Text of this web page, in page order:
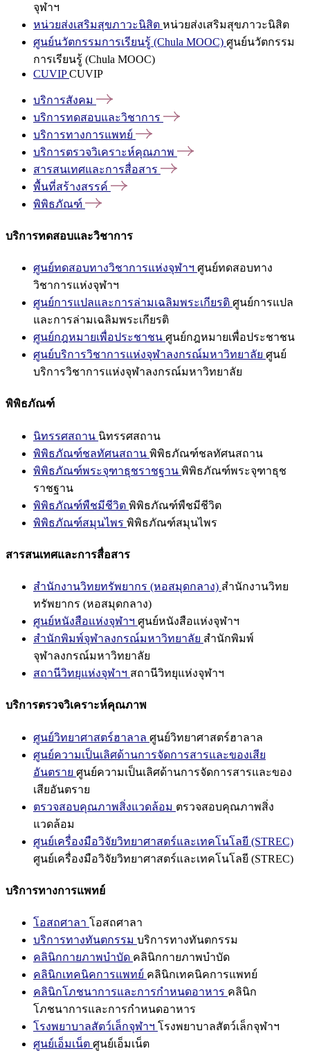
จุฬาฯ
หน่วยส่งเสริมสุขภาวะนิสิต หน่วยส่งเสริมสุขภาวะนิสิต
ศูนย์นวัตกรรมการเรียนรู้ (Chula MOOC) ศูนย์นวัตกรรม
การเรียนรู้ (Chula MOOC)
CUVIPCUVIP
บริการสังคม
บริการทดสอบและวิชาการ
บริการทางการแพทย์
บริการตรวจวิเคราะห์คุณภาพ
สารสนเทศและการสื่อสาร
พื้นที่สร้างสรรค์
พิพิธภัณฑ์
บริการทดสอบและวิชาการ
ศูนย์ทดสอบทางวิชาการแห่งจุฬาฯ ศูนย์ทดสอบทาง
วิชาการแห่งจุฬาฯ
ศูนย์การแปลและการล่ามเฉลิมพระเกียรติ ศูนย์การแปล
และการล่ามเฉลิมพระเกียรติ
ศูนย์กฎหมายเพื่อประชาชน ศูนย์กฎหมายเพื่อประชาชน
ศูนย์บริการวิชาการแห่งจุฬาลงกรณ์มหาวิทยาลัย ศูนย์
บริการวิชาการแห่งจุฬาลงกรณ์มหาวิทยาลัย
พิพิธภัณฑ์
นิทรรศสถาน นิทรรศสถาน
พิพิธภัณฑ์ชลทัศนสถาน พิพิธภัณฑ์ชลทัศนสถาน
พิพิธภัณฑ์พระจุฑาธุชราชฐาน พิพิธภัณฑ์พระจุฑาธุช
ราชฐาน
พิพิธภัณฑ์พืชมีชีวิต พิพิธภัณฑ์พืชมีชีวิต
พิพิธภัณฑ์สมุนไพร พิพิธภัณฑ์สมุนไพร
สารสนเทศและการสื่อสาร
สำนักงานวิทยทรัพยากร (หอสมุดกลาง) สำนักงานวิทย
ทรัพยากร (หอสมุดกลาง)
ศูนย์หนังสือแห่งจุฬาฯ ศูนย์หนังสือแห่งจุฬาฯ
สำนักพิมพ์จุฬาลงกรณ์มหาวิทยาลัย สำนักพิมพ์
จุฬาลงกรณ์มหาวิทยาลัย
สถานีวิทยุแห่งจุฬาฯ สถานีวิทยุแห่งจุฬาฯ
บริการตรวจวิเคราะห์คุณภาพ
ศูนย์วิทยาศาสตร์ฮาลาล ศูนย์วิทยาศาสตร์ฮาลาล
ศูนย์ความเป็นเลิศด้านการจัดการสารและของเสีย
อันตราย ศูนย์ความเป็นเลิศด้านการจัดการสารและของ
เสียอันตราย
ตรวจสอบคุณภาพสิ่งแวดล้อม ตรวจสอบคุณภาพสิ่ง
แวดล้อม
ศูนย์เครื่องมือวิจัยวิทยาศาสตร์และเทคโนโลยี (STREC)
ศูนย์เครื่องมือวิจัยวิทยาศาสตร์และเทคโนโลยี (STREC)
บริการทางการแพทย์
โอสถศาลา โอสถศาลา
บริการทางทันตกรรม บริการทางทันตกรรม
คลินิกกายภาพบำบัด คลินิกกายภาพบำบัด
คลินิกเทคนิคการแพทย์ คลินิกเทคนิคการแพทย์
คลินิกโภชนาการและการกำหนดอาหาร คลินิก
โภชนาการและการกำหนดอาหาร
โรงพยาบาลสัตว์เล็กจุฬาฯ โรงพยาบาลสัตว์เล็กจุฬาฯ
ศูนย์เอ็มเน็ต ศูนย์เอ็มเน็ต